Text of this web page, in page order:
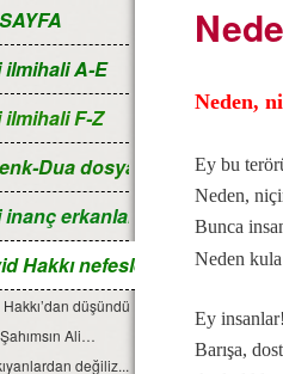
ilmihali A-E
F-Z
Dua dosyası
erkanları
Hakkı nefesleri
düşündürücü, öğretici ve özlü
Ali…
değiliz...
Neden,
Ey bu
Neden,
Bunca
Neden
Ey
Barışa,